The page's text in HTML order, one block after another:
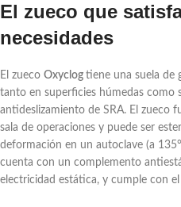
El zueco que
necesidades
El zueco Oxyclog tiene una suela de
tanto en superficies húmedas como
antideslizamiento de SRA. El zueco
sala de operaciones y puede ser
deformación en un autoclave (a
cuenta con un complemento
electricidad estática, y cumple con